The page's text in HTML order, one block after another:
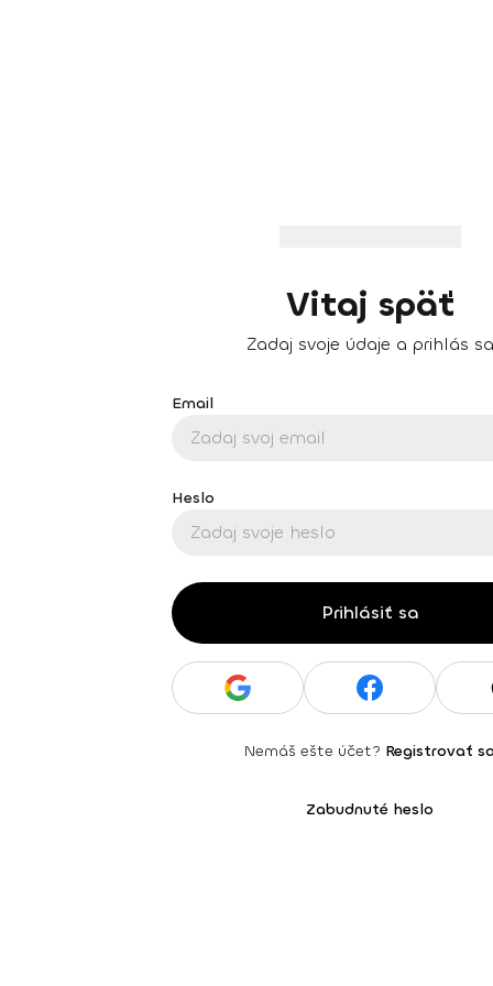
Vitaj späť
Zadaj svoje údaje a prihlás sa
Email
Heslo
Prihlásiť sa
Nemáš ešte účet? Registrovať
Zabudnuté heslo